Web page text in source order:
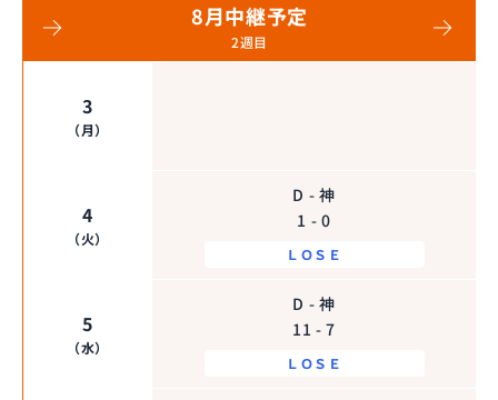
8月中継予定
2週目
3
（月）
4
（火）
D - 神
1 - 0
ＬＯＳＥ
5
（水）
D - 神
11 - 7
ＬＯＳＥ